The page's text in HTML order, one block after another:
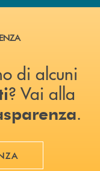
documenti ?
di alcuni
? Vai alla
.